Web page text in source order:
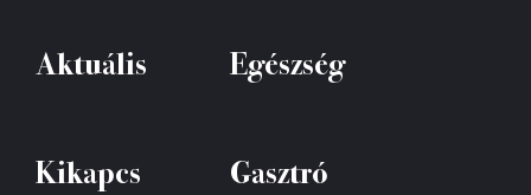
Aktuális Egészség
Kikapcs Gasztró